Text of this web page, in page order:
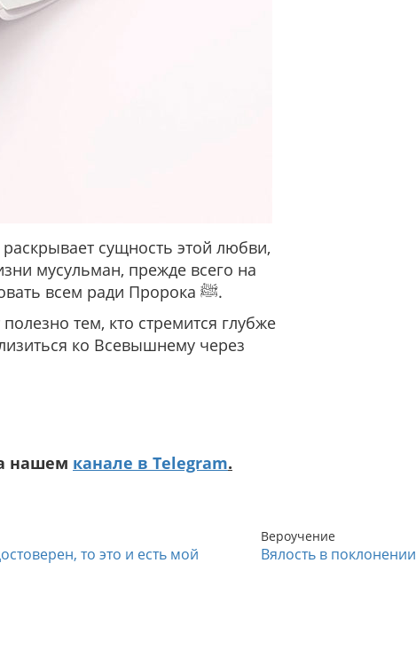
сущность этой любви,
мусульман, прежде всего на
примере сподвижников, которые были готовы пожертвовать всем ради Пророка ﷺ.
тем, кто стремится глубже
нашем канале в Telegram.
то это и есть мой
Вероучение
Вялость в поклонении